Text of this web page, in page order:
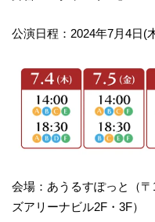
公演日程：2024年7月4日(
会場：あうるすぽっと（
ズアリーナビル2F・3F）